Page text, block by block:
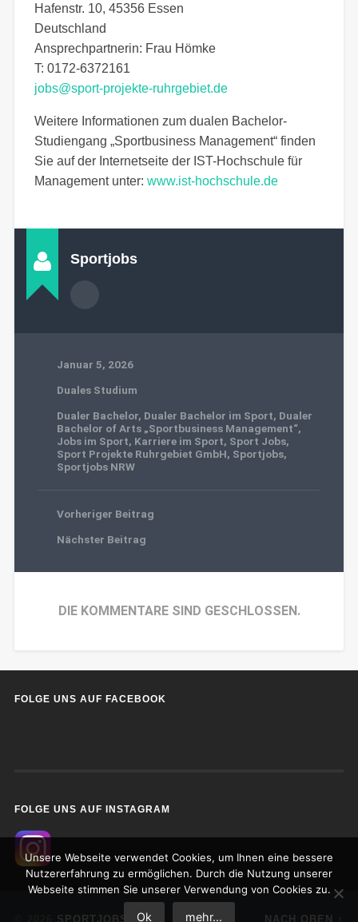
Hafenstr. 10, 45356 Essen
Deutschland
Ansprechpartnerin: Frau Hömke
T: 0172-6372161
jobs@sport-projekte-ruhrgebiet.de
Weitere Informationen zum dualen Bachelor-
Studiengang „Sportbusiness Management“ finden
Sie auf der Internetseite der IST-Hochschule für
Management unter: www.ist-hochschule.de
Sportjobs
Januar 5, 2026
Duales Studium
Dualer Bachelor, Dualer Bachelor im Sport, Dualer
Bachelor of Arts „Sportbusiness Management“,
Jobs im Sport, Karriere im Sport, Sport Jobs,
Sport Projekte Ruhrgebiet GmbH, Sportjobs,
Sportjobs NRW
Vorheriger Beitrag
Nächster Beitrag
DIE KOMMENTARE SIND GESCHLOSSEN.
FOLGE UNS AUF FACEBOOK
FOLGE UNS AUF INSTAGRAM
SPORTJOBS NACH OBEN ↑
Unsere Webseite verwendet Cookies, um Ihnen eine bessere
Nutzererfahrung zu ermöglichen. Durch die Nutzung unserer
Webseite stimmen Sie unserer Verwendung von Cookies zu.
Ok mehr...